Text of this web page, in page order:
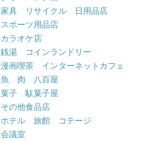
家具 リサイクル 日用品店
スポーツ用品店
カラオケ店
銭湯 コインランドリー
漫画喫茶 インターネットカフェ
魚 肉 八百屋
菓子 駄菓子屋
その他食品店
ホテル 旅館 コテージ
会議室